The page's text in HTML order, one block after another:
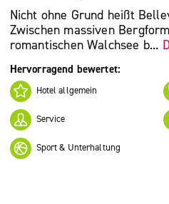
Nicht ohne Grund heißt
Zwischen massiven
romantischen Walchsee b...
Hervorragend bewertet:
Hotel allgemein
Service
Sport & Unterhaltung